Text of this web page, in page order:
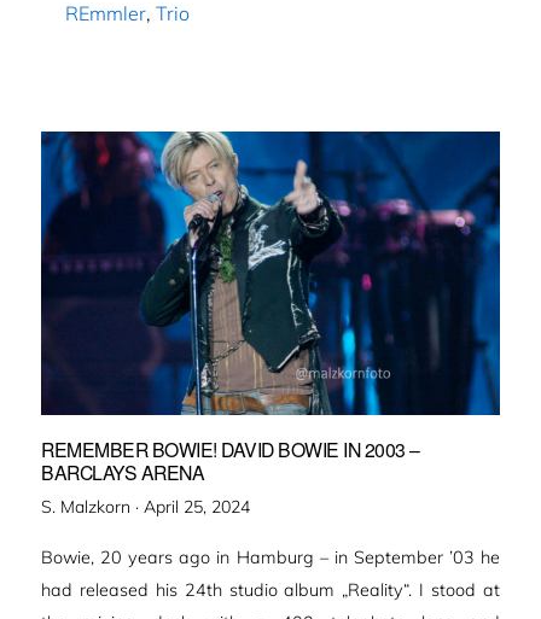
REmmler, Trio
REMEMBER BOWIE! DAVID BOWIE IN 2003 –
BARCLAYS ARENA
S. Malzkorn · Veröffentlicht
April 25, 2024
Bowie, 20 years ago in Hamburg – in September ’03 he
had released his 24th studio album „Reality“. I stood at